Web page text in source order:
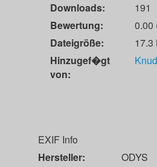
Downloads:
191
Bewertung:
0.00
Dateigröße:
17.3
Hinzugef�gt
von:
EXIF Info
Hersteller:
ODYS